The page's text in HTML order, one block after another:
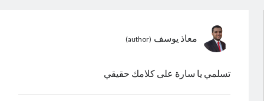
معاذ يوسف
تسلمي يا سارة على كلامك حقيقي